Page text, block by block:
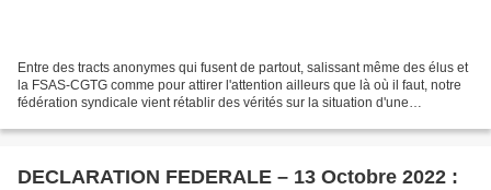
Entre des tracts anonymes qui fusent de partout, salissant même des élus et
la FSAS-CGTG comme pour attirer l'attention ailleurs que là où il faut, notre
fédération syndicale vient rétablir des vérités sur la situation d'une
DECLARATION FEDERALE – 13 Octobre 2022 :